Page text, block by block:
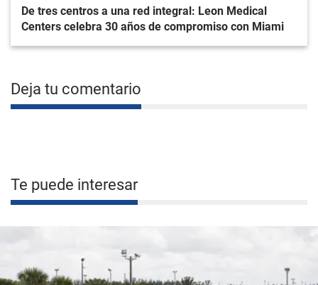
De tres centros a una red integral: Leon Medical
Centers celebra 30 años de compromiso con Miami
Deja tu comentario
Te puede interesar